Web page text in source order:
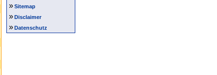
»Sitemap
»Disclaimer
»Datenschutz